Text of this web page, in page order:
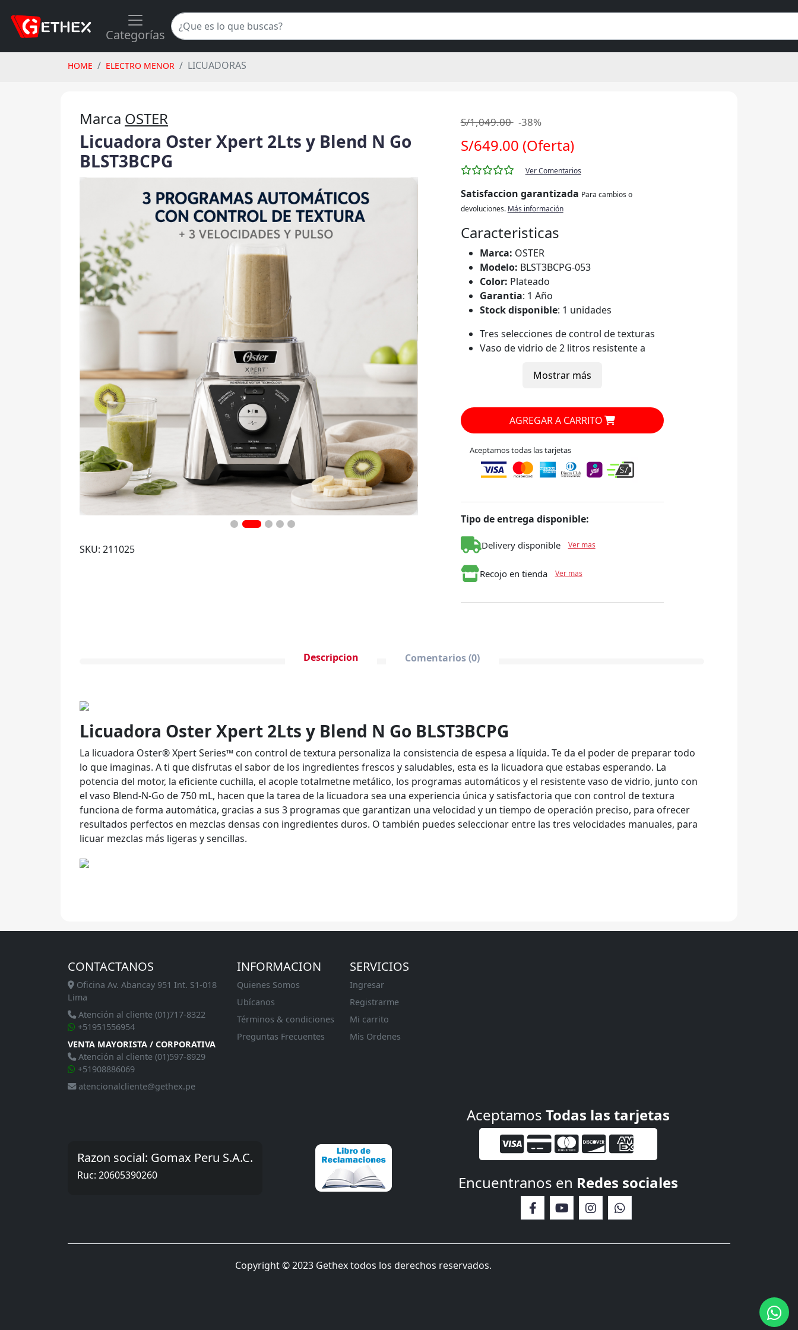
Categorías
HOME ELECTRO MENOR LICUADORAS
Marca OSTER
Licuadora Oster Xpert 2Lts y Blend N Go
BLST3BCPG
SKU: 211025
S/1,049.00-38%
S/649.00 (Oferta)
Ver Comentarios
Satisfaccion garantizada Para cambios o
devoluciones. Más información
Caracteristicas
Marca: OSTER
Modelo: BLST3BCPG-053
Color: Plateado
Garantia: 1 Año
Stock disponible: 1 unidades
Tres selecciones de control de texturas
Vaso de vidrio de 2 litros resistente a
Cuchilla capaz de pulverizar los
Acople metálico
Exclusiva tecnología reversible que hace
girar las cuchillas hacia adelante y hacia
atrás
Tres programas automáticos para
jugos/licuados, procesar alimentos y
Tres selecciones manuales: baja,
mediana y alta
Mostrar más
AGREGAR A CARRITO
Aceptamos todas las tarjetas
Tipo de entrega disponible:
Delivery disponible Ver mas
Recojo en tienda Ver mas
Descripcion Comentarios (0)
Licuadora Oster Xpert 2Lts y Blend N Go BLST3BCPG
La licuadora Oster® Xpert Series™ con control de textura personaliza la consistencia de espesa a líquida. Te da el poder de preparar todo
lo que imaginas. A ti que disfrutas el sabor de los ingredientes frescos y saludables, esta es la licuadora que estabas esperando. La
potencia del motor, la eficiente cuchilla, el acople totalmetne metálico, los programas automáticos y el resistente vaso de vidrio, junto con
el vaso Blend-N-Go de 750 mL, hacen que la tarea de la licuadora sea una experiencia única y satisfactoria que con control de textura
funciona de forma automática, gracias a sus 3 programas que garantizan una velocidad y un tiempo de operación preciso, para ofrecer
resultados perfectos en mezclas densas con ingredientes duros. O también puedes seleccionar entre las tres velocidades manuales, para
licuar mezclas más ligeras y sencillas.
CONTACTANOS
Oficina Av. Abancay 951 Int. S1-018
Lima
Atención al cliente (01)717-8322
+51951556954
VENTA MAYORISTA / CORPORATIVA
Atención al cliente (01)597-8929
+51908886069
atencionalcliente@gethex.pe
INFORMACION
Quienes Somos
Ubícanos
Términos & condiciones
Preguntas Frecuentes
SERVICIOS
Ingresar
Registrarme
Mi carrito
Mis Ordenes
Razon social: Gomax Peru S.A.C.
Ruc: 20605390260
Aceptamos Todas las tarjetas
Encuentranos en Redes sociales
Copyright © 2023 Gethex todos los derechos reservados.